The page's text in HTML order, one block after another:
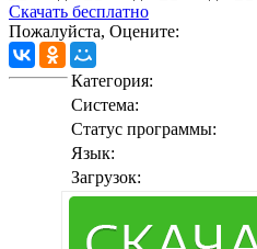
Скачать бесплатно
Пожалуйста, Оцените:
Категория:
Cистема:
Статус программы:
Язык:
Загрузок: